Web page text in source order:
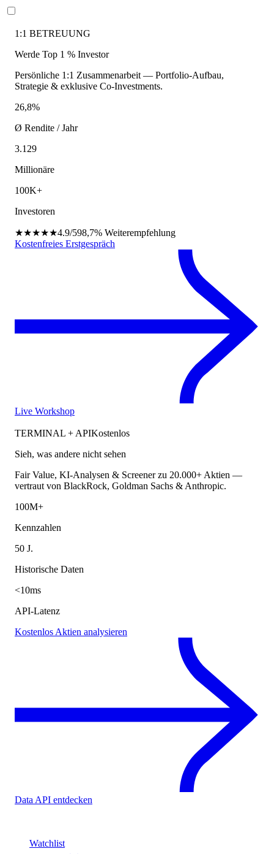
1:1 BETREUUNG
Werde Top 1 % Investor
Persönliche 1:1 Zusammenarbeit — Portfolio-Aufbau,
Strategie & exklusive Co-Investments.
26,8%
Ø Rendite / Jahr
3.129
Millionäre
100K+
Investoren
★★★★★4.9/598,7% Weiterempfehlung
Kostenfreies Erstgespräch
Live Workshop
TERMINAL + APIKostenlos
Sieh, was andere nicht sehen
Fair Value, KI-Analysen & Screener zu 20.000+ Aktien —
vertraut von BlackRock, Goldman Sachs & Anthropic.
100M+
Kennzahlen
50 J.
Historische Daten
<10ms
API-Latenz
Kostenlos Aktien analysieren
Data API entdecken
Watchlist